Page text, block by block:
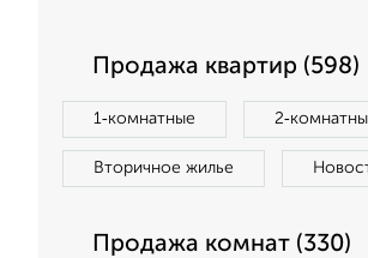
Продажа квартир (598)
1‑комнатные
Вторичное жилье
Продажа комнат (330)